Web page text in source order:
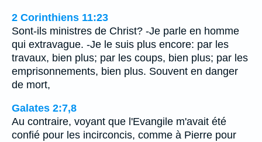
2 Corinthiens 11:23
Sont-ils ministres de Christ? -Je parle en homme
qui extravague. -Je le suis plus encore: par les
travaux, bien plus; par les coups, bien plus; par les
emprisonnements, bien plus. Souvent en danger
de mort,
Galates 2:7,8
Au contraire, voyant que l'Evangile m'avait été
confié pour les incirconcis, comme à Pierre pour